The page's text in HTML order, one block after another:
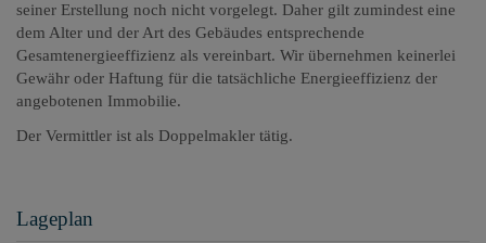
seiner Erstellung noch nicht vorgelegt. Daher gilt zumindest eine
dem Alter und der Art des Gebäudes entsprechende
Gesamtenergieeffizienz als vereinbart. Wir übernehmen keinerlei
Gewähr oder Haftung für die tatsächliche Energieeffizienz der
angebotenen Immobilie.
Der Vermittler ist als Doppelmakler tätig.
Lageplan